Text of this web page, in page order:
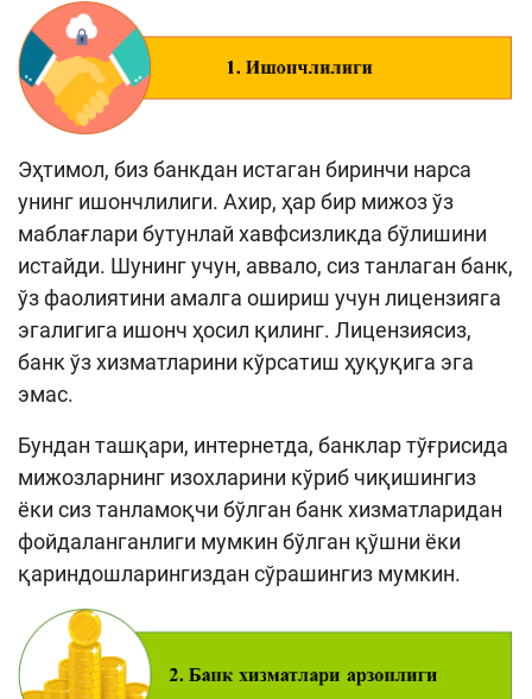
Кенгайтирилган қидирув
Сайт харитаси
Эҳтимол, биз банкдан истаган биринчи нарса
унинг ишончлилиги. Ахир, ҳар бир мижоз ўз
маблағлари бутунлай хавфсизликда бўлишини
истайди. Шунинг учун, аввало, сиз танлаган банк,
ўз фаолиятини амалга ошириш учун лицензияга
эгалигига ишонч ҳосил қилинг. Лицензиясиз,
банк ўз хизматларини кўрсатиш ҳуқуқига эга
эмас.
Бундан ташқари, интернетда, банклар тўғрисида
мижозларнинг изохларини кўриб чиқишингиз
ёки сиз танламоқчи бўлган банк хизматларидан
фойдаланганлиги мумкин бўлган қўшни ёки
қариндошларингиздан сўрашингиз мумкин.